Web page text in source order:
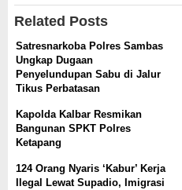
Related Posts
Satresnarkoba Polres Sambas
Ungkap Dugaan
Penyelundupan Sabu di Jalur
Tikus Perbatasan
Kapolda Kalbar Resmikan
Bangunan SPKT Polres
Ketapang
124 Orang Nyaris ‘Kabur’ Kerja
Ilegal Lewat Supadio, Imigrasi